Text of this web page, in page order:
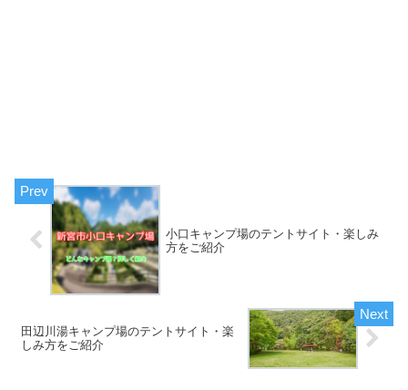
小口キャンプ場のテントサイト・楽しみ
方をご紹介
田辺川湯キャンプ場のテントサイト・楽
しみ方をご紹介